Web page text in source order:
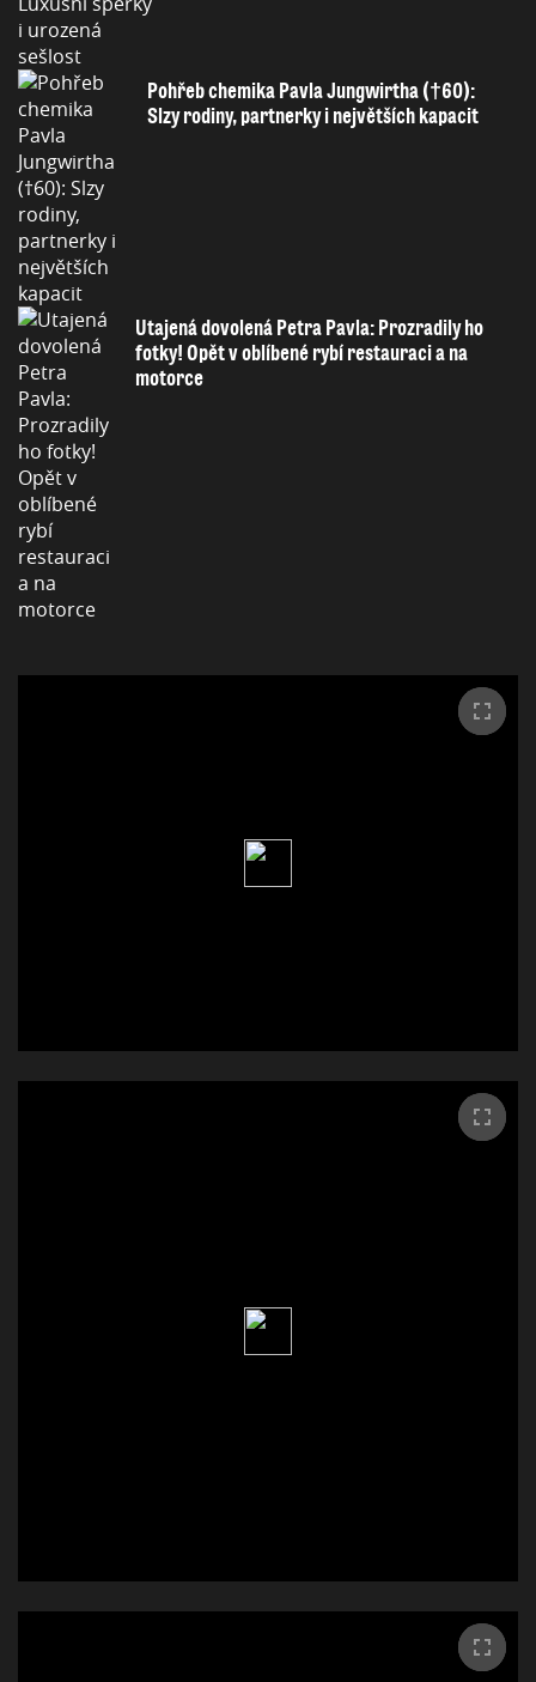
Pohřeb chemika Pavla Jungwirtha (†60):
Slzy rodiny, partnerky i největších kapacit
Utajená dovolená Petra Pavla: Prozradily ho
fotky! Opět v oblíbené rybí restauraci a na
motorce